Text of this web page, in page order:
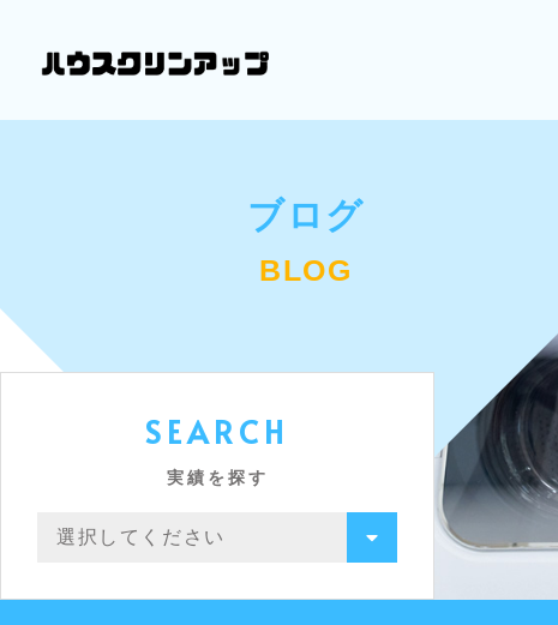
ブログ
BLOG
SEARCH
実績を探す